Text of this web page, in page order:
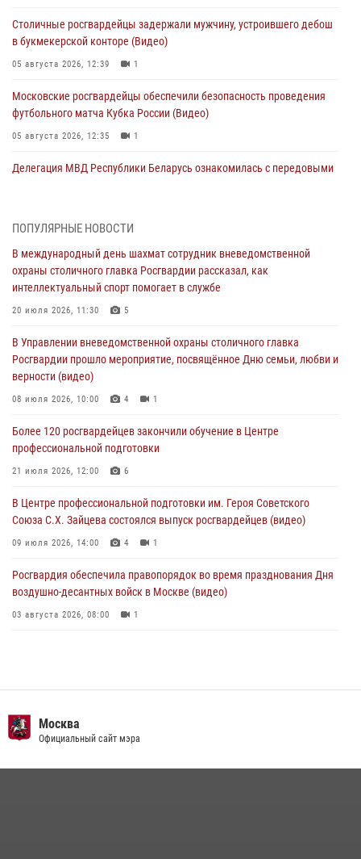
Столичные росгвардейцы задержали мужчину, устроившего дебош
в букмекерской конторе (Видео)
05 августа 2026, 12:39 1
Московские росгвардейцы обеспечили безопасность проведения
футбольного матча Кубка России (Видео)
05 августа 2026, 12:35 1
Делегация МВД Республики Беларусь ознакомилась с передовыми
боевому самбо. (видео)
04 августа 2026, 14:00
Офицер Росгвардии стал гостем прямого эфира на «Радио Москвы»
04 августа 2026, 12:28
В Москве росгвардейцы задержали подозреваемого в нападении
на охранника торгового центра (видео)
В Главном управлении Росгвардии по городу Москве подвели итоги
работы подразделений за прошедший месяц
ПОПУЛЯРНЫЕ НОВОСТИ
В международный день шахмат сотрудник вневедомственной
охраны столичного главка Росгвардии рассказал, как
интеллектуальный спорт помогает в службе
20 июля 2026, 11:30 5
В Управлении вневедомственной охраны столичного главка
Росгвардии прошло мероприятие, посвящённое Дню семьи, любви и
верности (видео)
08 июля 2026, 10:00 4 1
Более 120 росгвардейцев закончили обучение в Центре
профессиональной подготовки
21 июля 2026, 12:00 6
В Центре профессиональной подготовки им. Героя Советского
Союза С.Х. Зайцева состоялся выпуск росгвардейцев (видео)
09 июля 2026, 14:00 4 1
Росгвардия обеспечила правопорядок во время празднования Дня
воздушно-десантных войск в Москве (видео)
03 августа 2026, 08:00 1
Безопасность футбольного матча в Москве обеспечена при
содействии Росгвардии (видео)
Москва
Официальный сайт мэра